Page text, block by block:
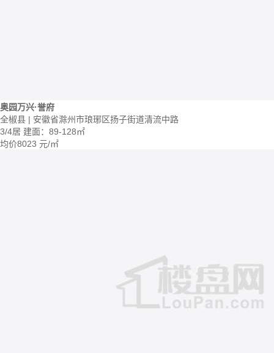
奥园万兴·誉府
全椒县 | 安徽省滁州市琅琊区扬子街道清流中路
3/4居 建面：89-128㎡
均价8023 元/㎡